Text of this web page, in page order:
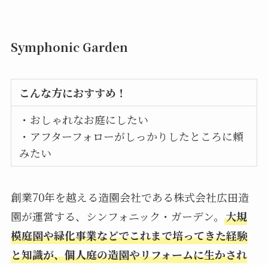
Symphonic Garden
こんな方におすすめ！
・おしゃれなお庭にしたい
・アフターフォローがしっかりしたところに頼
みたい
創業70年を越える造園会社である株式会社広田造
園が運営する、シンフォニック・ガーデン。 大規
模庭園や緑化事業などでこれまで培ってきた経験
と知識が、個人庭の造園やリフォームに生かされ